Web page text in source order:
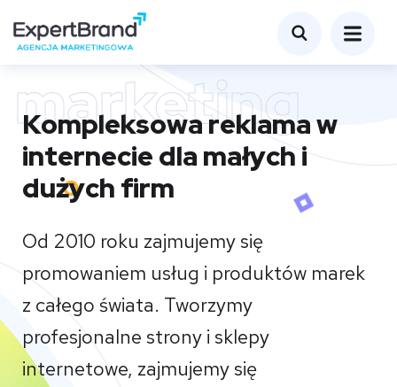
marketing
Kompleksowa reklama w
internecie dla małych i
dużych firm
Od 2010 roku zajmujemy się
promowaniem usług i produktów marek
z całego świata. Tworzymy
profesjonalne strony i sklepy
internetowe, zajmujemy się